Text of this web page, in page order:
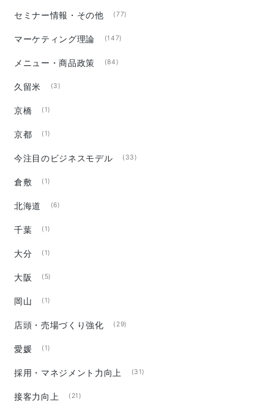
セミナー情報・その他 (77)
マーケティング理論 (147)
メニュー・商品政策 (84)
久留米 (3)
京橋 (1)
京都 (1)
今注目のビジネスモデル (33)
倉敷 (1)
北海道 (6)
千葉 (1)
大分 (1)
大阪 (5)
岡山 (1)
店頭・売場づくり強化 (29)
愛媛 (1)
採用・マネジメント力向上 (31)
接客力向上 (21)